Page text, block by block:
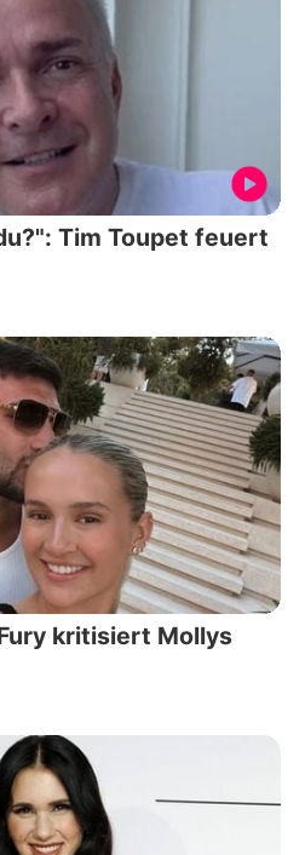
Tim Toupet feuert
kritisiert Mollys